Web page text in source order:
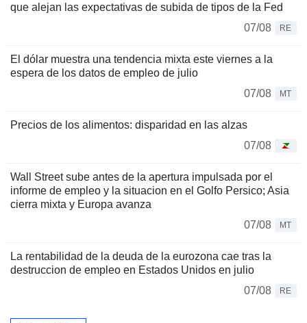
que alejan las expectativas de subida de tipos de la Fed
07/08
RE
El dólar muestra una tendencia mixta este viernes a la
espera de los datos de empleo de julio
07/08
MT
Precios de los alimentos: disparidad en las alzas
07/08
Wall Street sube antes de la apertura impulsada por el
informe de empleo y la situacion en el Golfo Persico; Asia
cierra mixta y Europa avanza
07/08
MT
La rentabilidad de la deuda de la eurozona cae tras la
destruccion de empleo en Estados Unidos en julio
07/08
RE